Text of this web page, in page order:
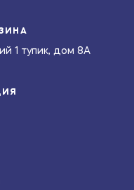
1 тупик, дом 8А